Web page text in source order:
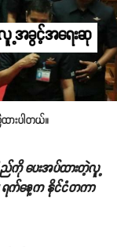
လူ့အခွင့်အရေးဆု
ားပါတယ်။
ည်ကို ပေးအပ်ထားတဲ့လူ့
က်နေ့က နိုင်ငံတကာ